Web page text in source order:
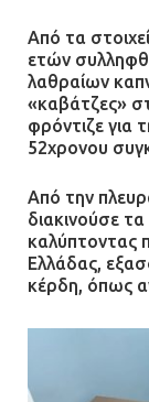
Από τα
ετών
λαθραίων
«καβάτζες»
φρόντιζε για
52χρονου
Από την
διακινούσε
καλύπτοντας
Ελλάδας,
κέρδη, όπως